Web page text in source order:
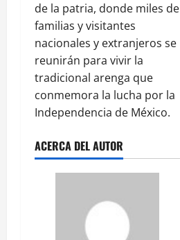
de la patria, donde miles de
familias y visitantes
nacionales y extranjeros se
reunirán para vivir la
tradicional arenga que
conmemora la lucha por la
Independencia de México.
ACERCA DEL AUTOR